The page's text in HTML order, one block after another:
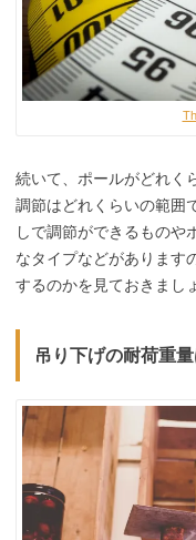
続いて、ポールがどれく
調節はどれくらいの範囲
しで調節ができるものや
なタイプなどがあります
するのかを見ておきまし
吊り下げの耐荷重